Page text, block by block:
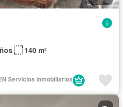
140 m²
Servicios inmobiliarios